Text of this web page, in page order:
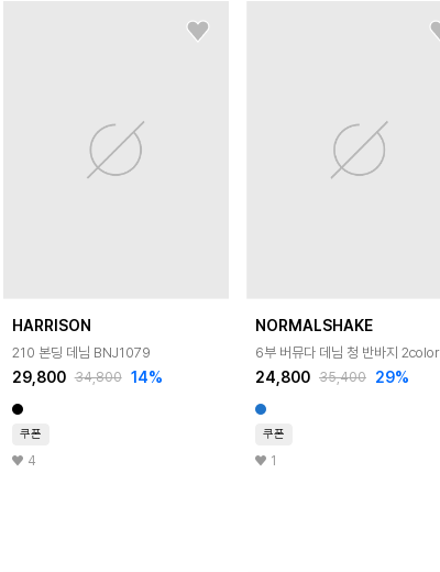
HARRISON
210 본딩 데님 BNJ1079
29,800 34,800 14%
쿠폰
4
NORMALSHAKE
6부 버뮤다 데님 청 반바지 2color
24,800 35,400 29%
쿠폰
1